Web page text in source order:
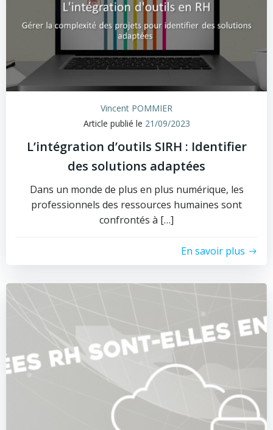
Vincent POMMIER
Article publié le 21/09/2023
L’intégration d’outils SIRH : Identifier
des solutions adaptées
Dans un monde de plus en plus numérique, les
professionnels des ressources humaines sont
confrontés à […]
En savoir plus